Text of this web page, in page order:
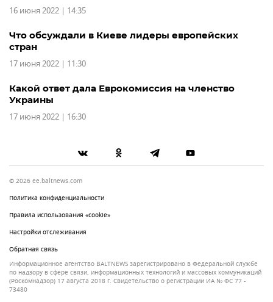
16 июня 2022 | 14:35
Что обсуждали в Киеве лидеры европейских
стран
17 июня 2022 | 11:30
Какой ответ дала Еврокомиссия на членство
Украины
17 июня 2022 | 16:30
© 2026 ee.baltnews.com
Политика конфиденциальности
Правила использования «cookie»
Настройки отслеживания
Обратная связь
Информационное агентство BALTNEWS зарегистрировано в Федеральной службе
по надзору в сфере связи, информационных технологий и массовых коммуникаций
(Роскомнадзор) 17 августа 2018 г. Свидетельство о регистрации ИА № ФС 77 -
73480